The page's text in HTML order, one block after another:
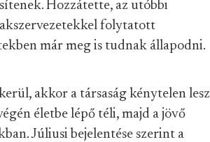
Hozzátette, az utóbbi
folytatott
már meg is tudnak állapodni.
akkor a társaság kénytelen lesz
életbe lépő téli, majd a jövő
Júliusi bejelentése szerint a